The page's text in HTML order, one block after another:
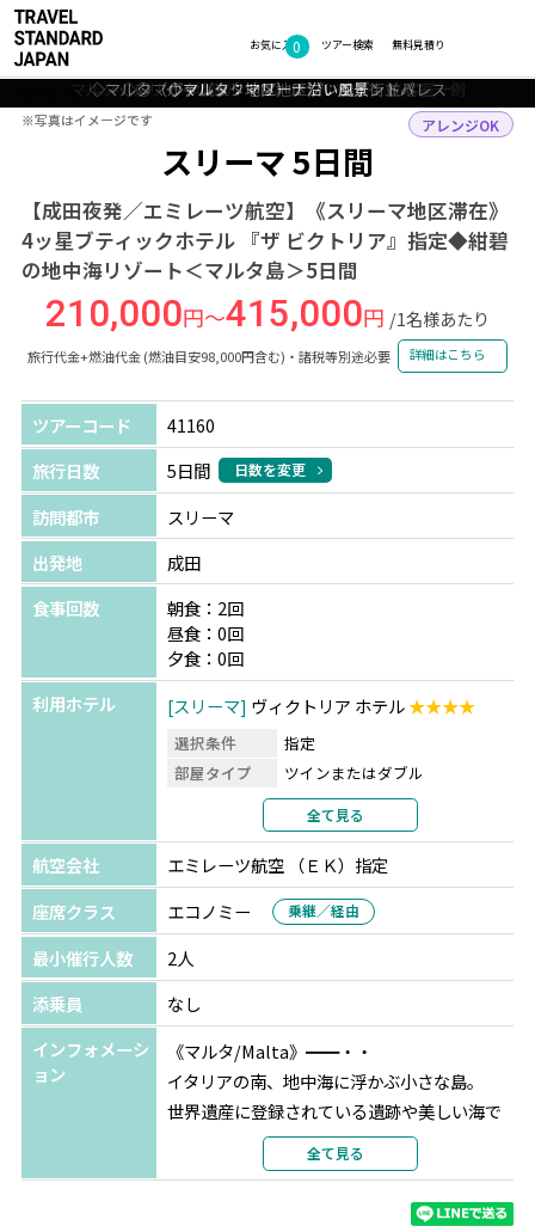
お気に入り
0 無料見積り
ツアー検索
ヨーロッパ マルタ スリーマ ツアー詳細
スリーマ 5日間
【成田夜発／エミレーツ航空】《スリーマ地区滞在》
4ッ星ブティックホテル 『ザ ビクトリア』指定◆紺碧
の地中海リゾート＜マルタ島＞5日間
アレンジOK
210,000円～415,000円 /1名様あたり
旅行代金+燃油代金 (燃油目安98,000円含む)・諸税等別途必要 詳細はこちら
マルタ（スリーマ地区）：ヴィクトリア ホテル プール
マルタ（スリーマ地区）：ヴィクトリア ホテル 客室一例
◇◎マルタ（スリーマ地区）：船と街並み
◇マルタ：マリーナ沿い風景
◇マルタ（ヴァレッタ地区）：プレジデントパレス
フォトギャラリー
※写真はイメージです
※写真はイメージです
ツアーコード
41160
旅行日数
5日間 日数を変更
訪問都市
スリーマ
出発地
成田
食事回数
朝食：2回
昼食：0回
夕食：0回
利用ホテル
スリーマ ヴィクトリア ホテル★★★★
選択条件
指定
部屋タイプ
ツインまたはダブル
2名1室利用
部屋カテゴリ
指定なし
全て見る
航空会社
エミレーツ航空 （ＥＫ）指定
座席クラス
エコノミー 乗継／経由
最小催行人数
2人
添乗員
なし
インフォメーシ
ョン
《マルタ/Malta》━━・・
イタリアの南、地中海に浮かぶ小さな島。
世界遺産に登録されている遺跡や美しい海で
人気のリゾート地です。
治安がよく、公用語の1つが英語なのも旅行し
全て見る